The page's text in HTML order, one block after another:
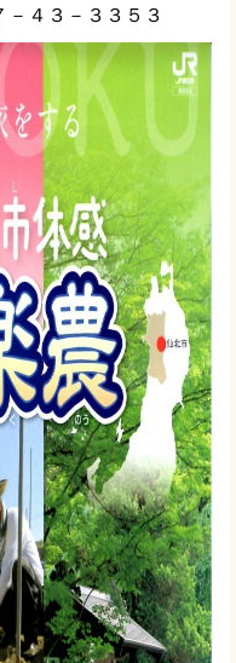
４３－３３５３